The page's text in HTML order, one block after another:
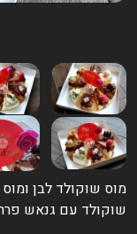
מוס שוקולד לבן ומוס
שוקולד עם גנאש פררו